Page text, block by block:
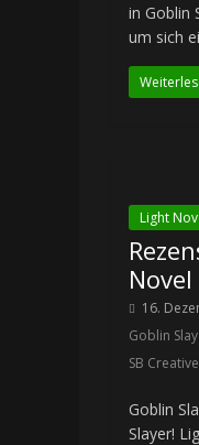
in Goblin
um sich
Light
16.
Goblin
SB
Goblin
Slayer!